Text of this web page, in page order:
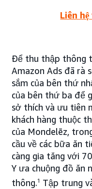
Liên
Để thu thập thông
Amazon Ads đã rà
sắm của bên thứ
của bên thứ ba để
sở thích và ưu tiên
khách hàng thuộc
của Mondelēz,
cầu về các bữa ăn
càng gia tăng với
Y ưa chuộng đồ ăn
thông.1
Tập trung